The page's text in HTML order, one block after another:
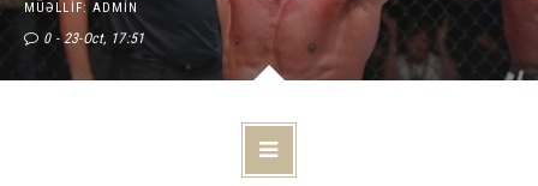
MÜƏLLIF: ADMIN
0 23-Oct, 17:51